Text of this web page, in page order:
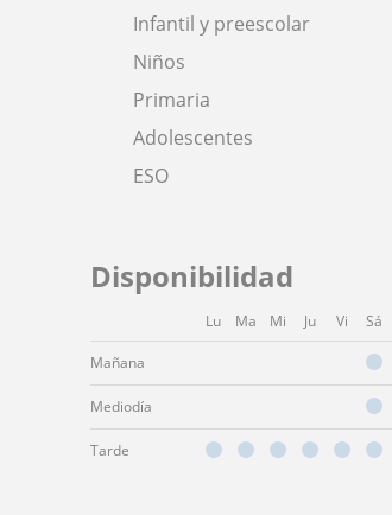
Infantil y preescolar
Niños
Primaria
Adolescentes
ESO
Disponibilidad
Lu Ma Mi Ju Vi Sá
Mañana
Mediodía
Tarde